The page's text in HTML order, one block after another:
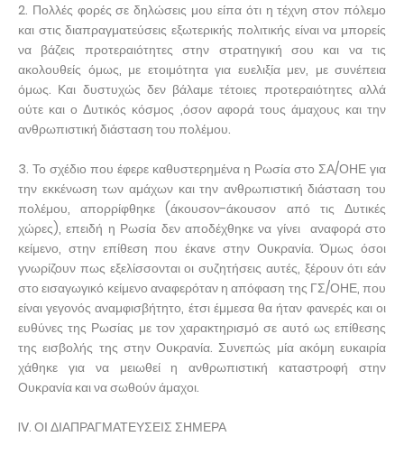
2. Πολλές φορές σε δηλώσεις μου είπα ότι η τέχνη στον πόλεμο
και στις διαπραγματεύσεις εξωτερικής πολιτικής είναι να μπορείς
να βάζεις προτεραιότητες στην στρατηγική σου και να τις
ακολουθείς όμως, με ετοιμότητα για ευελιξία μεν, με συνέπεια
όμως. Και δυστυχώς δεν βάλαμε τέτοιες προτεραιότητες αλλά
ούτε και ο Δυτικός κόσμος ,όσον αφορά τους άμαχους και την
ανθρωπιστική διάσταση του πολέμου.
3. Το σχέδιο που έφερε καθυστερημένα η Ρωσία στο ΣΑ/ΟΗΕ για
την εκκένωση των αμάχων και την ανθρωπιστική διάσταση του
πολέμου, απορρίφθηκε (άκουσον-άκουσον από τις Δυτικές
χώρες), επειδή η Ρωσία δεν αποδέχθηκε να γίνει αναφορά στο
κείμενο, στην επίθεση που έκανε στην Ουκρανία. Όμως όσοι
γνωρίζουν πως εξελίσσονται οι συζητήσεις αυτές, ξέρουν ότι εάν
στο εισαγωγικό κείμενο αναφερόταν η απόφαση της ΓΣ/ΟΗΕ, που
είναι γεγονός αναμφισβήτητο, έτσι έμμεσα θα ήταν φανερές και οι
ευθύνες της Ρωσίας με τον χαρακτηρισμό σε αυτό ως επίθεσης
της εισβολής της στην Ουκρανία. Συνεπώς μία ακόμη ευκαιρία
χάθηκε για να μειωθεί η ανθρωπιστική καταστροφή στην
Ουκρανία και να σωθούν άμαχοι.
IV. ΟΙ ΔΙΑΠΡΑΓΜΑΤΕΥΣΕΙΣ ΣΗΜΕΡΑ